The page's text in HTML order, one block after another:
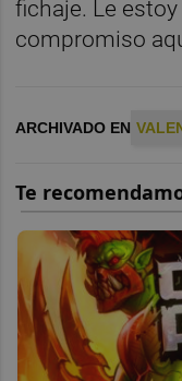
fichaje. Le
compromiso
ARCHIVADO EN